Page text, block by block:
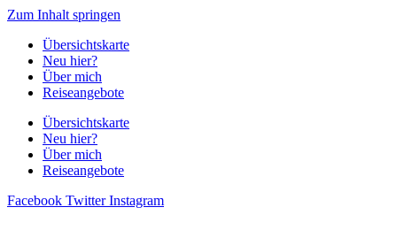
Zum Inhalt springen
Übersichtskarte
Neu hier?
Über mich
Reiseangebote
Übersichtskarte
Neu hier?
Über mich
Reiseangebote
Facebook Twitter Instagram